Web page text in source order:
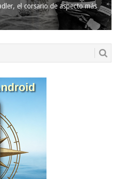
el corsario de aspecto más